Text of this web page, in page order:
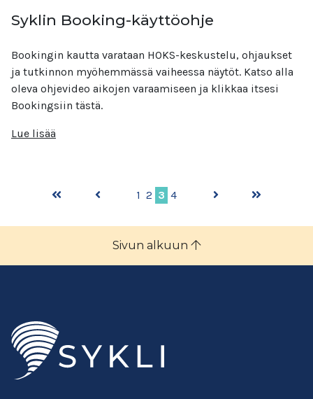
Syklin Booking-käyttöohje
Bookingin kautta varataan HOKS-keskustelu, ohjaukset
ja tutkinnon myöhemmässä vaiheessa näytöt. Katso alla
oleva ohjevideo aikojen varaamiseen ja klikkaa itsesi
Bookingsiin tästä.
Lue lisää
1 2 3 4
Sivun alkuun